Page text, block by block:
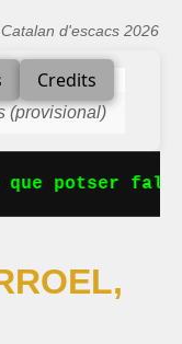
d'escacs 2026
Credits
(provisional)
que potser